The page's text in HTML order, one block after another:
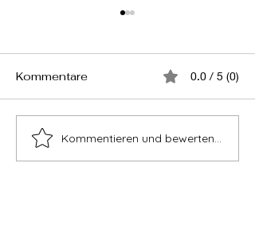
Schöne Nägel, schöne
Hände
Kommentare 0.0 / 5 (0)
Kommentieren und bewerten...